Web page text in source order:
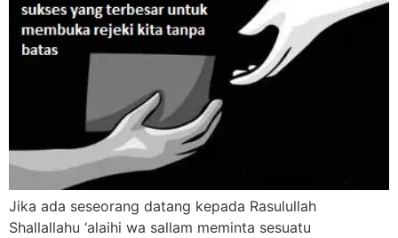
Jika ada seseorang datang kepada Rasulullah
Shallallahu ‘alaihi wa sallam meminta sesuatu